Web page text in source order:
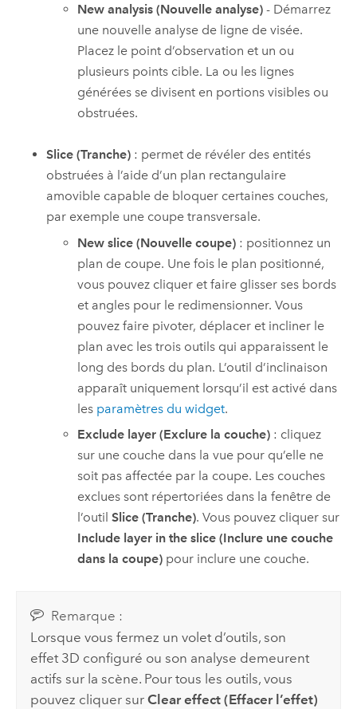
New analysis (Nouvelle analyse) - Démarrez
une nouvelle analyse de ligne de visée.
Placez le point d’observation et un ou
plusieurs points cible. La ou les lignes
générées se divisent en portions visibles ou
obstruées.
Slice (Tranche) : permet de révéler des entités
obstruées à l’aide d’un plan rectangulaire
amovible capable de bloquer certaines couches,
par exemple une coupe transversale.
New slice (Nouvelle coupe) : positionnez un
plan de coupe. Une fois le plan positionné,
vous pouvez cliquer et faire glisser ses bords
et angles pour le redimensionner. Vous
pouvez faire pivoter, déplacer et incliner le
plan avec les trois outils qui apparaissent le
long des bords du plan. L’outil d’inclinaison
apparaît uniquement lorsqu’il est activé dans
les paramètres du widget.
Exclude layer (Exclure la couche) : cliquez
sur une couche dans la vue pour qu’elle ne
soit pas affectée par la coupe. Les couches
exclues sont répertoriées dans la fenêtre de
l’outilSlice (Tranche). Vous pouvez cliquer sur
Include layer in the slice (Inclure une couche
dans la coupe) pour inclure une couche.
Remarque :
Lorsque vous fermez un volet d’outils, son
effet 3D configuré ou son analyse demeurent
actifs sur la scène. Pour tous les outils, vous
pouvez cliquer surClear effect (Effacer l’effet)